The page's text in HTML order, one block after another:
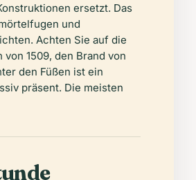
ersetzt. Das
und
Achten Sie auf die
1509, den Brand von
den Füßen ist ein
präsent. Die meisten